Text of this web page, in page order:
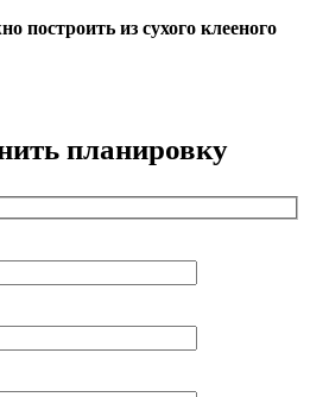
построить из сухого клееного
планировку